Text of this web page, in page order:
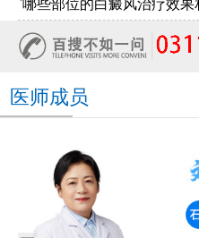
`哪些部位的白癜风治疗效果
医师成员